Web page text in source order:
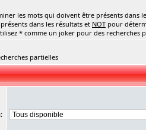
les mots qui doivent être présents dans
dans les résultats et NOT pour
* comme un joker pour des recherches
partielles